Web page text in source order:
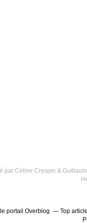
par Céline Crespin &
portail Overblog Top